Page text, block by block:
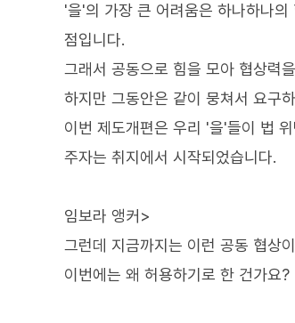
'을'의 가장 큰 어려움은 하나하나
점입니다.
그래서 공동으로 힘을 모아 협상력
하지만 그동안은 같이 뭉쳐서 요구
이번 제도개편은 우리 '을'들이 법
주자는 취지에서 시작되었습니다.
임보라 앵커>
그런데 지금까지는 이런 공동 협상
이번에는 왜 허용하기로 한 건가요?